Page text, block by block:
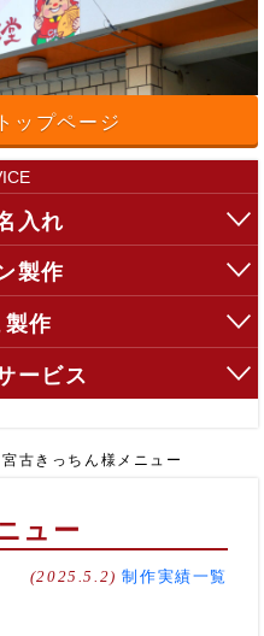
ップページ
入れ
製作
製作
ービス
宮古きっちん様メニュー
ュー
(2025.5.2) 制作実績一覧